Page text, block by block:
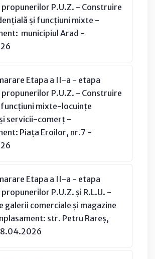
P.U.Z. - Construire
și funcțiuni mixte -
municipiul Arad -
Etapa a II-a - etapa
P.U.Z. - Construire
funcțiuni mixte-locuințe
servicii-comerț -
Piața Eroilor, nr.7 -
Etapa a II-a - etapa
P.U.Z. și R.L.U. -
galerii comerciale și magazine
str. Petru Rareș,